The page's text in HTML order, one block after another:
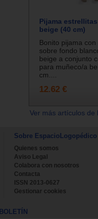
Pijama
beige (40 cm)
Bonito pijama
sobre fondo
beige a conjunto
para muñeco/a
cm....
12.62 €
Ver más artículos
Sobre EspacioLogopédico
Quienes somos
Aviso Legal
Colabora con nosotros
Contacta
ISSN 2013-0627
Gestionar cookies
BOLETÍN